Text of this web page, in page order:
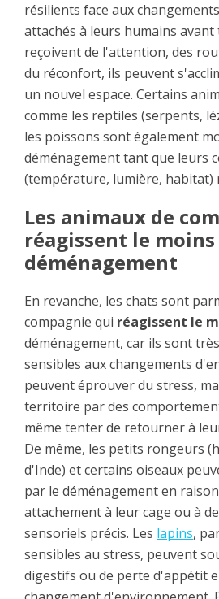
résilients face aux
attachés à leurs humains
reçoivent de l'attention, des
du réconfort, ils peuvent
un nouvel espace. Certains
comme les reptiles (serpents,
les poissons sont également
déménagement tant que leurs
(température, lumière, habitat)
Les animaux de
réagissent le
déménagement
En revanche, les chats sont
compagnie qui réagissent le
déménagement, car ils sont
sensibles aux changements
peuvent éprouver du stress,
territoire par des
même tenter de retourner à
De même, les petits rongeurs
d'Inde) et certains oiseaux
par le déménagement en
attachement à leur cage ou à
sensoriels précis. Les lapins,
sensibles au stress, peuvent
digestifs ou de perte d'appétit